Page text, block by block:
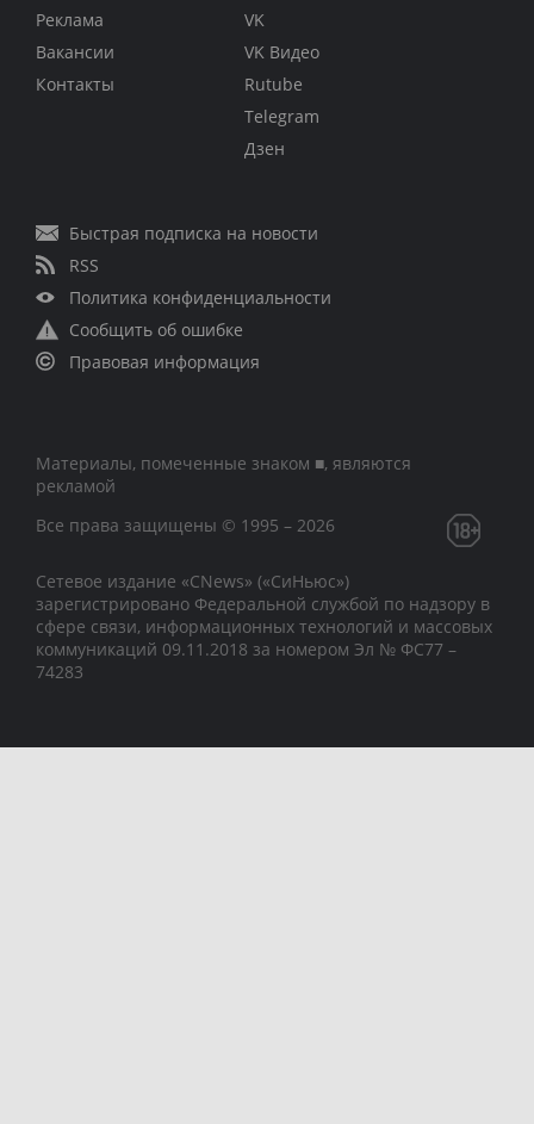
Реклама
Вакансии
Контакты
VK
VK Видео
Rutube
Telegram
Дзен
Быстрая подписка на новости
RSS
Политика конфиденциальности
Сообщить об ошибке
Правовая информация
Материалы, помеченные знаком ■, являются
рекламой
Все права защищены © 1995 – 2026
Сетевое издание «CNews» («СиНьюс»)
зарегистрировано Федеральной службой по надзору в
сфере связи, информационных технологий и массовых
коммуникаций 09.11.2018 за номером Эл № ФС77 –
74283